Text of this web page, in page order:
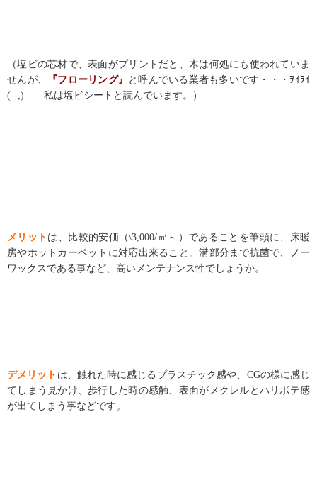
（塩ビの芯材で、表面がプリントだと、木は何処にも使われていま
せんが、
『フローリング』
と呼んでいる業者も多いです・・・ｦｲｦｲ
(--;) 私は塩ビシートと読んでいます。）
メリット は、比較的安価（\3,000/ ㎡～）であることを筆頭に、床暖
房やホットカーペットに対応出来ること。溝部分まで抗菌で、ノー
ワックスである事など、高いメンテナンス性でしょうか。
デメリット は、触れた時に感じるプラスチック感や、 CGの様に感じ
てしまう見かけ、歩行した時の感触、表面がメクレルとハリボテ感
が出てしまう事などです。